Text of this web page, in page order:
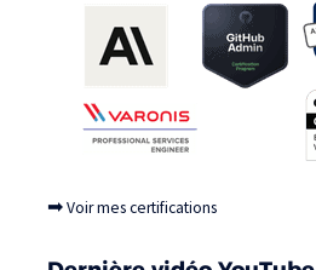
➡Voir mes certifications